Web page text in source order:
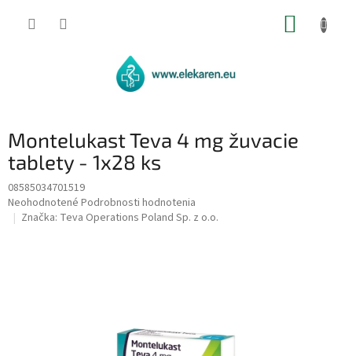
Montelukast Teva 4 mg žuvacie
tablety - 1x28 ks
08585034701519
Priemerné
hodnotenie
Neohodnotené Podrobnosti hodnotenia
Značka: Teva Operations Poland Sp. z o.o.